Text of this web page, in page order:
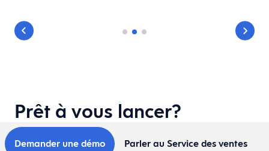
Prêt à vous lancer?
Demander une démo Parler au Service des ventes